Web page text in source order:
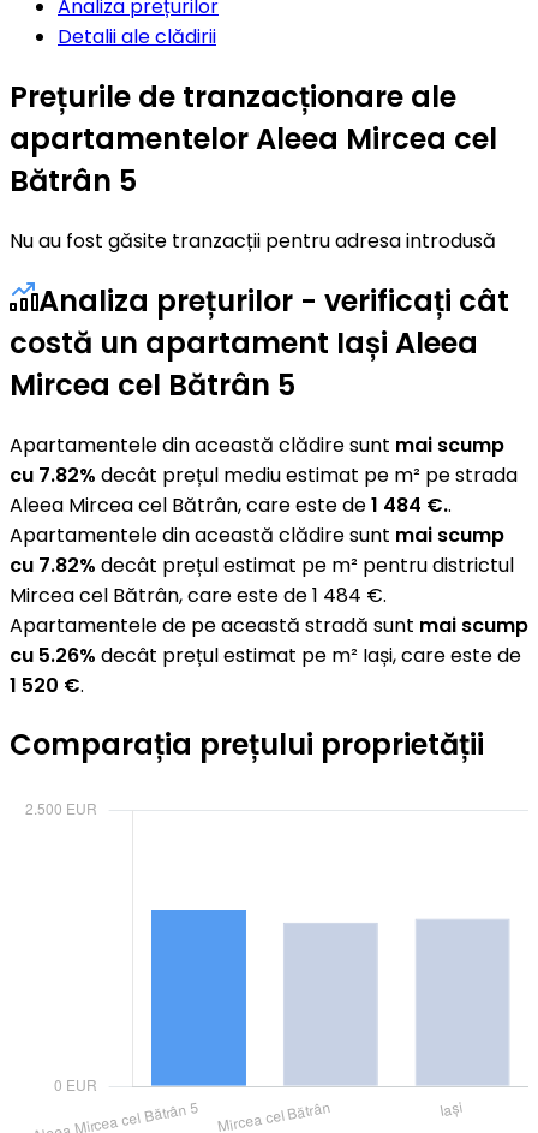
Analiza prețurilor
Detalii ale clădirii
Prețurile de tranzacționare ale
apartamentelor Aleea Mircea cel
Bătrân 5
Nu au fost găsite tranzacții pentru adresa introdusă
Analiza prețurilor - verificați cât
costă un apartament Iași Aleea
Mircea cel Bătrân 5
Apartamentele din această clădire sunt mai scump
cu 7.82% decât prețul mediu estimat pe m² pe strada
Aleea Mircea cel Bătrân, care este de1 484 €..
Apartamentele din această clădire sunt mai scump
cu 7.82% decât prețul estimat pe m² pentru districtul
Mircea cel Bătrân, care este de 1 484 €.
Apartamentele de pe această stradă sunt mai scump
cu 5.26% decât prețul estimat pe m² Iași, care este de
1 520 €.
Comparația prețului proprietății